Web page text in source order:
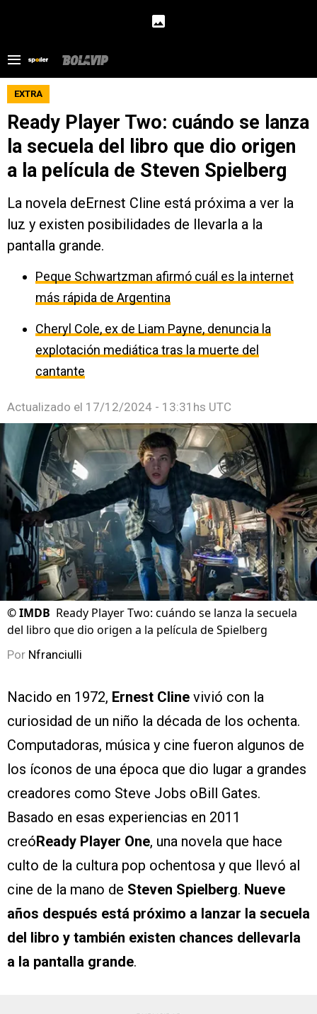
EXTRA
Ready Player Two: cuándo se lanza
la secuela del libro que dio origen
a la película de Steven Spielberg
La novela deErnest Cline está próxima a ver la
luz y existen posibilidades de llevarla a la
pantalla grande.
Peque Schwartzman afirmó cuál es la internet
más rápida de Argentina
Cheryl Cole, ex de Liam Payne, denuncia la
explotación mediática tras la muerte del
cantante
Actualizado el 17/12/2024 - 13:31hs UTC
©IMDB Ready Player Two: cuándo se lanza la secuela
del libro que dio origen a la película de Spielberg
Por Nfranciulli
Nacido en 1972, Ernest Cline vivió con la
curiosidad de un niño la década de los ochenta.
Computadoras, música y cine fueron algunos de
los íconos de una época que dio lugar a grandes
creadores como Steve Jobs oBill Gates.
Basado en esas experiencias en 2011
creóReady Player One, una novela que hace
culto de la cultura pop ochentosa y que llevó al
cine de la mano de Steven Spielberg. Nueve
años después está próximo a lanzar la secuela
del libro y también existen chances dellevarla
a la pantalla grande.